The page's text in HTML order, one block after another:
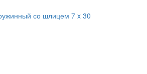
со шлицем 7 x 30